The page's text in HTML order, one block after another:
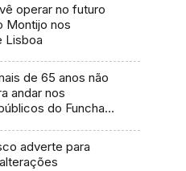
operar no futuro
Montijo nos
Lisboa
de 65 anos não
andar nos
do Funchal
adverte para